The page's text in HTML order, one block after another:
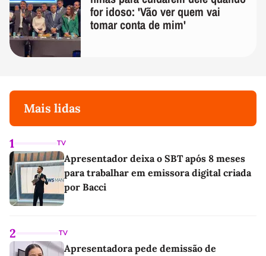
for idoso: 'Vão ver quem vai
tomar conta de mim'
Mais lidas
1 TV
Apresentador deixa o SBT após 8 meses
para trabalhar em emissora digital criada
por Bacci
2 TV
Apresentadora pede demissão de